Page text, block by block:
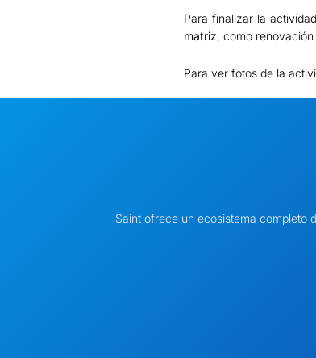
Para finalizar la
matriz, como
Para ver fotos de la
Saint ofrece un ecosistema completo